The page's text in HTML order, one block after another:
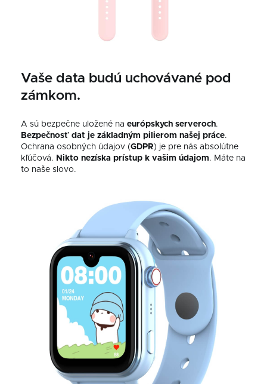
Vaše data budú uchovávané pod
zámkom.
A sú bezpečne uložené na európskych serveroch.
Bezpečnosť dat je základným pilierom našej práce.
Ochrana osobných údajov (GDPR) je pre nás absolútne
kľúčová. Nikto nezíska prístup k vašim údajom. Máte na
to naše slovo.